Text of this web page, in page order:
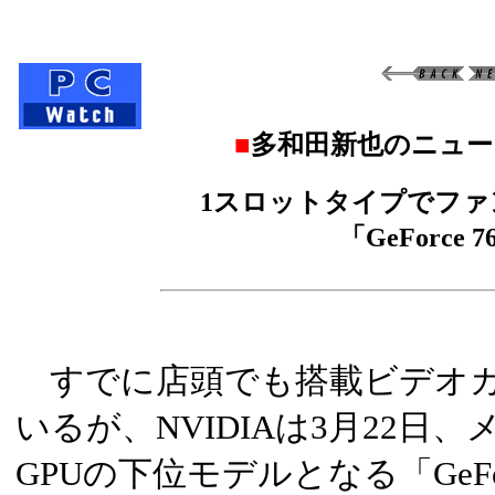
■多和田新也のニュ
1スロットタイプでフ
「GeForce
すでに店頭でも搭載ビデオ
いるが、NVIDIAは3月22日、
GPUの下位モデルとなる「